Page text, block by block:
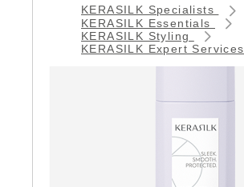
KERASILK Specialists
KERASILK Essentials
KERASILK Styling
KERASILK Expert Services